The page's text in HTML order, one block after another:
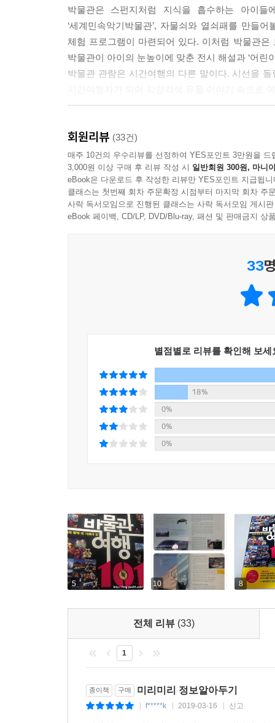
고래박물관은 크게 ‘포경 역사관’, ‘귀신고래관’,
체험관 순으로 둘러보면 된다. 고래박물관에 들
수염고래인 브라이드고래의 골격은 전체 길이
열대 수역에 분포하는 브라이드고래는 무려 22톤
명의 몸무게 합과 같은 셈이다.
단국대학교 석주선기념박물관에는 순조의 3녀
모았던 350년 된 6세 소년의 미라인 ‘단웅이’도 전
한국 미라 연구의 효시로 알려져 있다. 한국에 연
된 미라다. 출토 당시 미라가 안치되어 있던 목재
아버지의 두루마기는 어린 자식을 차디찬 땅에 묻
기념박물관」
서 벗어날 수 없었기 때문에 선거나 결혼식, 연극
제 기간만큼은 신분이나 성별에 관계없이 마음껏
은 특권을 누릴 수 있었다. --- p.342~343 「하회 세
부분이 말의 머리 모양을 하고 있어 이런 이름이
마두금과 관련된 재미있는 이야기가 있다. 몽골
몇 주 동안 물을 먹지 않고 살아가야 하기 때문인
고 한다. 젖을 주지 않는 것은 물론이고 새끼를
고 한다. 할머니가 아기에게 들려주는 자장가처
5~326 「세계민속악기박물관」
원은 109개, 100원은 110개, 500원은 120개의 톱
--- p.242 「한국은행 화폐박물관 ‘생각 발산하기’」
박물관은 스펀지처럼 지식을 흡수하는 아이
‘세계민속악기박물관’, 자물쇠와 열쇠패를 만들
체험 프로그램이 마련되어 있다. 이처럼 박물관
박물관이 아이의 눈높이에 맞춘 전시 해설과 ‘어린
박물관 관람은 시간여행의 다른 말이다. 시선을
인문학의 중요성이 대두되기 시작하자 아이의 인
아이의 인문학 교육을 어디서부터 어떻게 시작
박물관이야말로 인문학의 보고(寶庫)이자 살아 있
가령 아이가 학교에서 삼국시대에 대해 배우고 있
신라의 탄생과 번영의 역사가 기록된 현장에서
어려움을 겪는 아이라면 대한민국역사박물관의
지혜를 잃는다”는 글귀가 있다. 보고 경험하는 것
◎ 책 한 권으로 끝내는 대한민국 박물관 여행
투어’의 관점에서 찾아낸 숨은 보석 같은 작은 박
규모와 주제가 다양하다. 이 책은 101개의 박물
개별 전시물에 집중하다 보면 박물관의 지붕 아
문화사, ‘태백 석탄박물관’은 산업혁명의 원동
‘타임앤블레이드박물관’은 ‘정복’의 상징인 칼
따라 전시물의 맥락을 짚으며 박물관을 여행한다
◎ 박물관을 아이의 놀이터로 만드는 방법
박물관은 수만 년의 시간과 특정 주제를 압축해
돌아올 수도 있다. 예를 들어 국립중앙박물관은
집에 가자며 보채기 마련이다. 준비 없이 박물관
쌓이고 가슴으로 느끼는 박물관 관람을 위해서는
어떻게 다른가요?”, “옛날에도 성형수술을 했나
것은 ‘능’이라고 하나요?” 등 전시 관람 시 아이
아이가 박물관을 놀이터처럼 느끼게 하는 비결
◎ 부모에게는 코스 계획 부담을 덜어주고,
회원리뷰 (33건)
매주 10건의 우수리뷰를 선정하여 YES포인트 3만원을 드
3,000원 이상 구매 후 리뷰 작성 시 일반회원 300원, 마니
eBook은 다운로드 후 작성한 리뷰만 YES포인트 지급됩니
클래스는 첫번째 회차 주문확정 시점부터 마지막 회차 주
사락 독서모임으로 진행된 클래스는 사락 독서모임 게시
eBook 페이백, CD/LP, DVD/Blu-ray, 패션 및 판매금지 상
33
별점별로 리뷰를 확인해 보세
18%
0%
0%
0%
5 10 8
전체 리뷰 (33)
1
종이책 구매 미리미리 정보알아두기
f*****k 2019-03-16 신고